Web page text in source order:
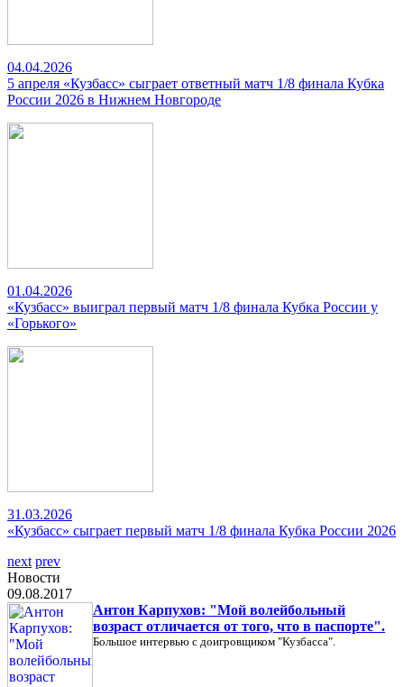
04.04.2026
5 апреля «Кузбасс» сыграет ответный матч 1/8 финала Кубка
России 2026 в Нижнем Новгороде
01.04.2026
«Кузбасс» выиграл первый матч 1/8 финала Кубка России у
«Горького»
31.03.2026
«Кузбасс» сыграет первый матч 1/8 финала Кубка России 2026
next prev
Новости
09.08.2017
Антон Карпухов: "Мой волейбольный
возраст отличается от того, что в паспорте".
Большое интервью с доигровщиком "Кузбасса".